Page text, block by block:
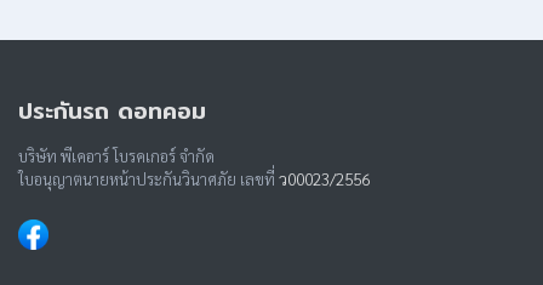
ประกันรถ ดอทคอม
บริษัท พีเคอาร์ โบรคเกอร์ จำกัด
ใบอนุญาตนายหน้าประกันวินาศภัย เลขที่ ว00023/2556